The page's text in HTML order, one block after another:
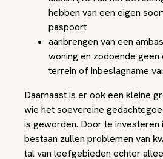
hebben van een eigen
paspoort
aanbrengen van een
woning en zodoende
terrein of inbeslagname
Daarnaast is er ook een kleine
wie het soevereine
is geworden. Door te investeren
bestaan zullen problemen van
tal van leefgebieden echter